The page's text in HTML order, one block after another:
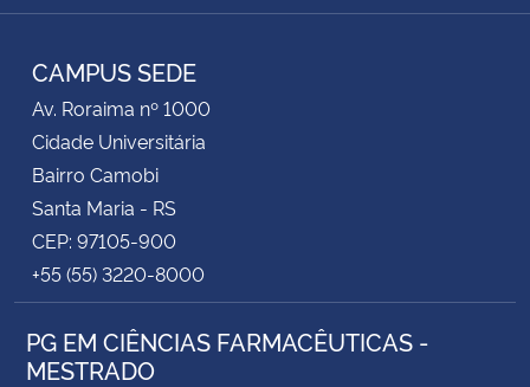
RSS
CAMPUS SEDE
Av. Roraima nº 1000
Cidade Universitária
Bairro Camobi
Santa Maria - RS
CEP: 97105-900
+55 (55) 3220-8000
PG EM CIÊNCIAS FARMACÊUTICAS -
MESTRADO